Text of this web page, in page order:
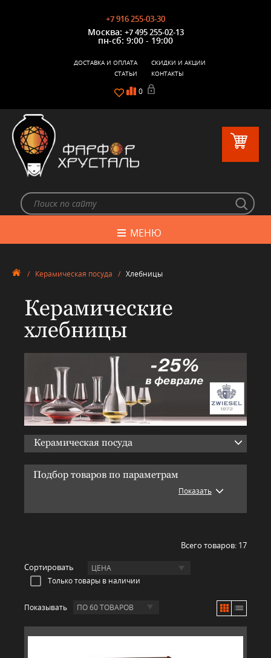
+7 916 255-03-30
Москва: +7 495 255-02-13
пн-сб: 9:00 - 19:00
0
ДОСТАВКА И ОПЛАТА
СКИДКИ И АКЦИИ
СТАТЬИ
КОНТАКТЫ
МЕНЮ
/ Керамическая посуда / Хлебницы
Керамические
хлебницы
Керамическая посуда
Подбор товаров по параметрам
Показать
Всего товаров: 17
Сортировать
ЦЕНА
Только товары в наличии
Показывать ПО 60 ТОВАРОВ